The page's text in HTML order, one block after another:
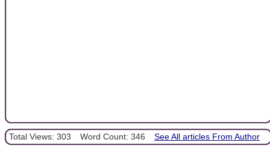
Total Views: 303 Word Count: 346 See All articles From Author